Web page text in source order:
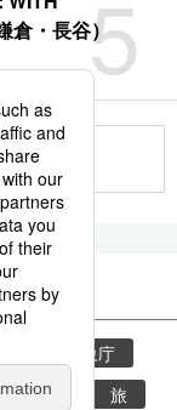
5
倉・長谷）
気象庁
観光 旅